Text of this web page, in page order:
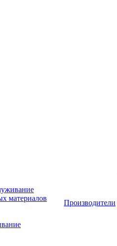
материалов
Производители